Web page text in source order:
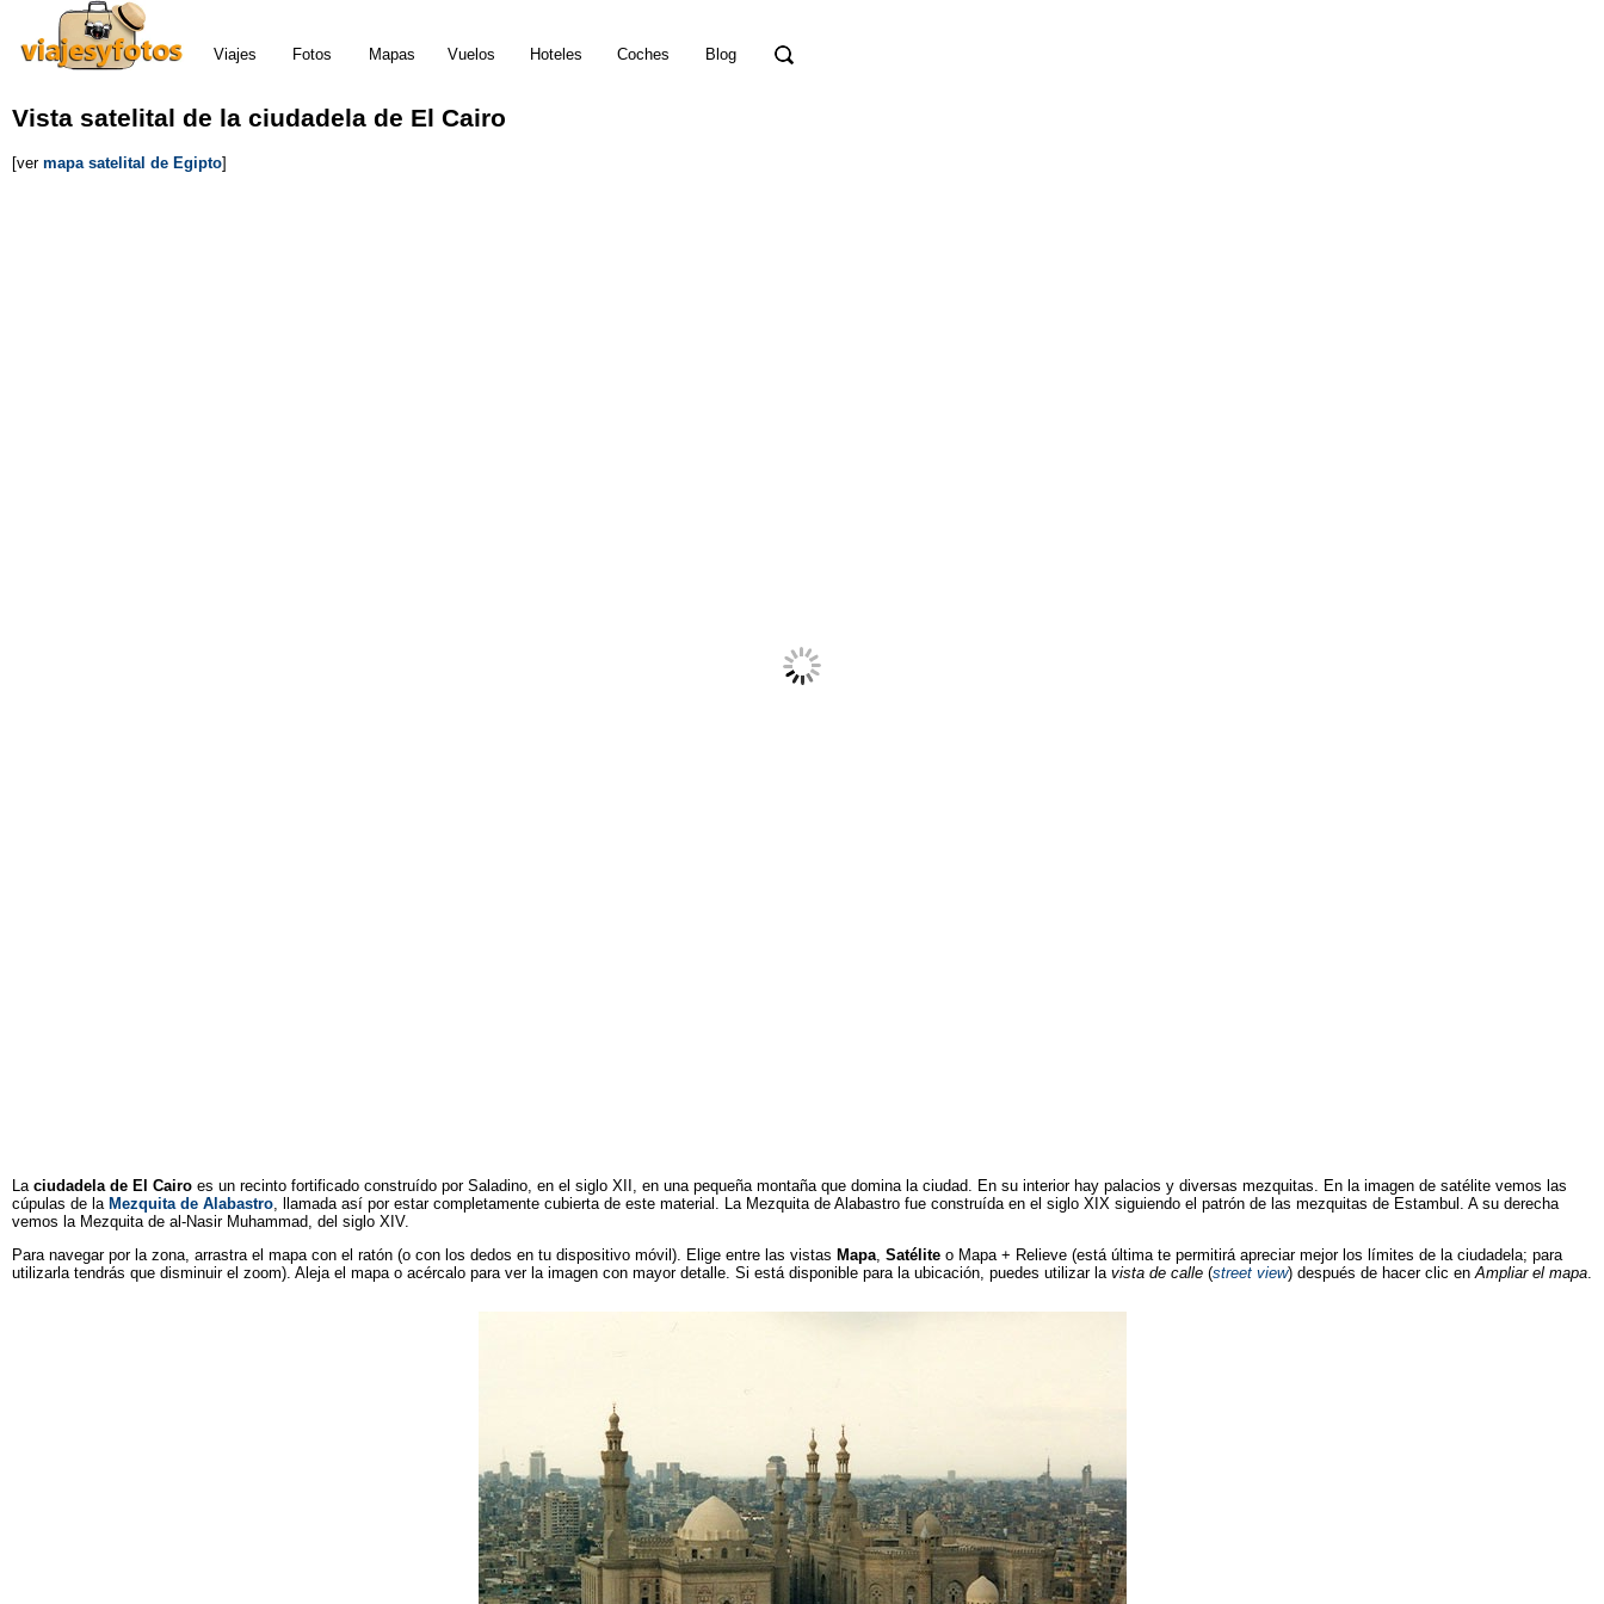
Viajes Fotos Mapas Vuelos Hoteles Coches Blog
Vista satelital de la ciudadela de El Cairo
[ver mapa satelital de Egipto]
La ciudadela de El Cairo es un recinto fortificado construído por Saladino, en el siglo XII, en una pequeña montaña que domina la ciudad. En su interior hay palacios y diversas mezquitas. En la imagen de satélite vemos las
cúpulas de la Mezquita de Alabastro, llamada así por estar completamente cubierta de este material. La Mezquita de Alabastro fue construída en el siglo XIX siguiendo el patrón de las mezquitas de Estambul. A su derecha
vemos la Mezquita de al-Nasir Muhammad, del siglo XIV.
Para navegar por la zona, arrastra el mapa con el ratón (o con los dedos en tu dispositivo móvil). Elige entre las vistas Mapa, Satélite o Mapa + Relieve (está última te permitirá apreciar mejor los límites de la ciudadela; para
utilizarla tendrás que disminuir el zoom). Aleja el mapa o acércalo para ver la imagen con mayor detalle. Si está disponible para la ubicación, puedes utilizar la vista de calle (street view) después de hacer clic enAmpliar el mapa.